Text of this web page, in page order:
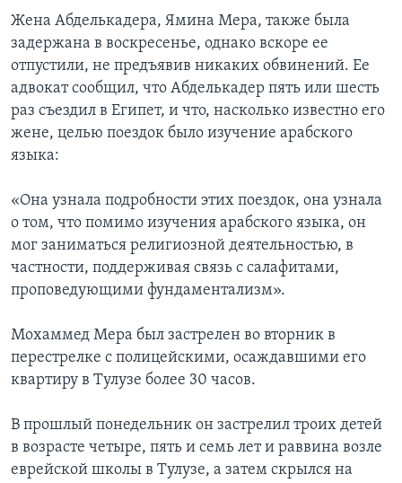
Жена Абделькадера, Ямина Мера, также была
задержана в воскресенье, однако вскоре ее
отпустили, не предъявив никаких обвинений. Ее
адвокат сообщил, что Абделькадер пять или шесть
раз съездил в Египет, и что, насколько известно его
жене, целью поездок было изучение арабского
языка:
«Она узнала подробности этих поездок, она узнала
о том, что помимо изучения арабского языка, он
мог заниматься религиозной деятельностью, в
частности, поддерживая связь с салафитами,
проповедующими фундаментализм».
Мохаммед Мера был застрелен во вторник в
перестрелке с полицейскими, осаждавшими его
квартиру в Тулузе более 30 часов.
В прошлый понедельник он застрелил троих детей
в возрасте четыре, пять и семь лет и раввина возле
еврейской школы в Тулузе, а затем скрылся на